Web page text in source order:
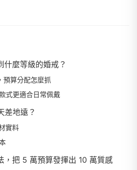
什麼等級的婚戒？
預算分配怎麼抓
式更適合日常佩戴
差地遠？
實料
，把 5 萬預算發揮出 10 萬質感